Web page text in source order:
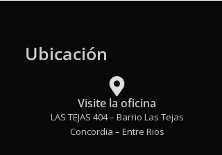
Ubicación
Visite la oficina
LAS TEJAS 404 – Barrio Las Tejas
Concordia – Entre Rios